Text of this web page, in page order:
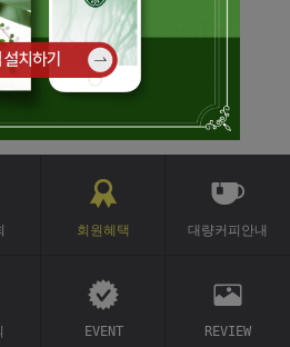
회원혜택 대량커피안내
EVENT REVIEW